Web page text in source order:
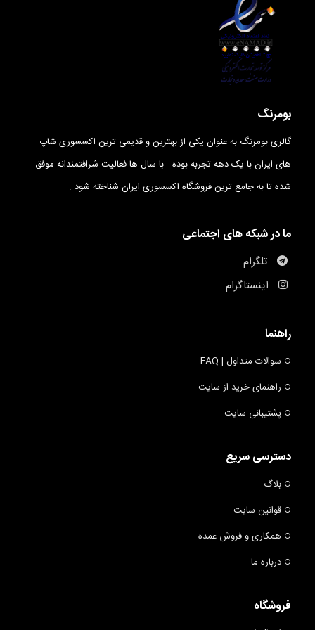
بومرنگ
گالری بومرنگ به عنوان یکی از بهترین و قدیمی ترین اکسسوری شاپ
های ایران با یک دهه تجربه بوده . با سال ها فعالیت شرافتمندانه موفق
شده تا به جامع ترین فروشگاه اکسسوری ایران شناخته شود .
ما در شبکه های اجتماعی
تلگرام
اینستاگرام
راهنما
سوالات متداول | FAQ
راهنمای خرید از سایت
پشتیبانی سایت
دسترسی سریع
بلاگ
قوانین سایت
همکاری و فروش عمده
درباره ما
فروشگاه